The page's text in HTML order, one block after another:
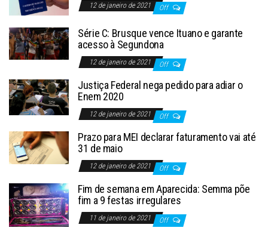
12 de janeiro de 2021 Off
Série C: Brusque vence Ituano e garante
acesso à Segundona
12 de janeiro de 2021 Off
Justiça Federal nega pedido para adiar o
Enem 2020
12 de janeiro de 2021 Off
Prazo para MEI declarar faturamento vai até
31 de maio
12 de janeiro de 2021 Off
Fim de semana em Aparecida: Semma põe
fim a 9 festas irregulares
11 de janeiro de 2021 Off